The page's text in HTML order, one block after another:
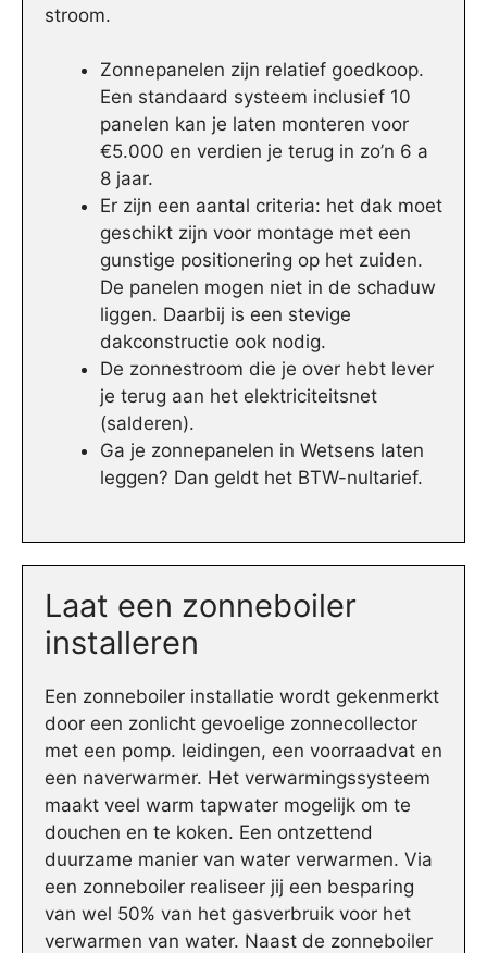
stroom.
Zonnepanelen zijn relatief goedkoop.
Een standaard systeem inclusief 10
panelen kan je laten monteren voor
€5.000 en verdien je terug in zo’n 6 a
8 jaar.
Er zijn een aantal criteria: het dak moet
geschikt zijn voor montage met een
gunstige positionering op het zuiden.
De panelen mogen niet in de schaduw
liggen. Daarbij is een stevige
dakconstructie ook nodig.
De zonnestroom die je over hebt lever
je terug aan het elektriciteitsnet
(salderen).
Ga je zonnepanelen in Wetsens laten
leggen? Dan geldt het BTW-nultarief.
Laat een zonneboiler
installeren
Een zonneboiler installatie wordt gekenmerkt
door een zonlicht gevoelige zonnecollector
met een pomp. leidingen, een voorraadvat en
een naverwarmer. Het verwarmingssysteem
maakt veel warm tapwater mogelijk om te
douchen en te koken. Een ontzettend
duurzame manier van water verwarmen. Via
een zonneboiler realiseer jij een besparing
van wel 50% van het gasverbruik voor het
verwarmen van water. Naast de zonneboiler